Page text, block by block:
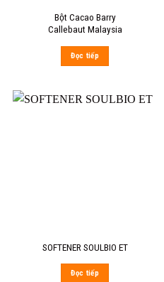
Bột Cacao Barry
Callebaut Malaysia
Đọc tiếp
SOFTENER SOULBIO ET
Đọc tiếp